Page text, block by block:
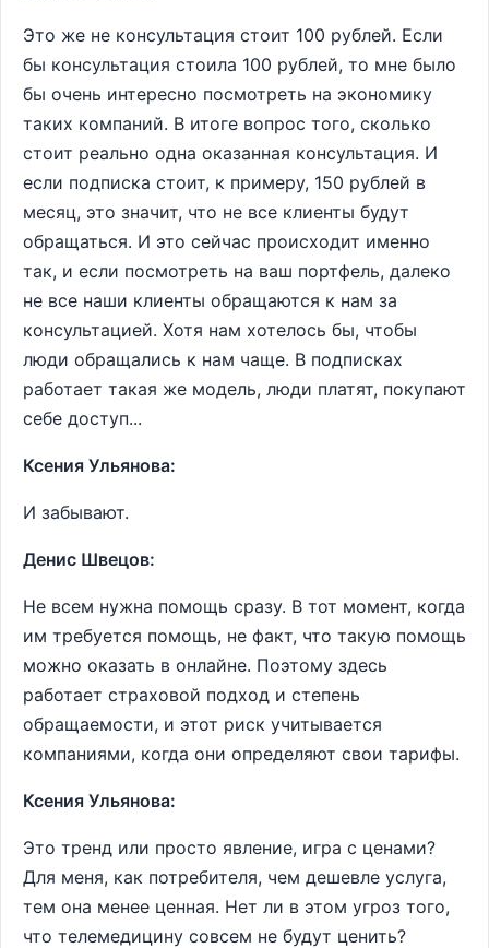
Это же не консультация стоит 100 рублей. Если
бы консультация стоила 100 рублей, то мне было
бы очень интересно посмотреть на экономику
таких компаний. В итоге вопрос того, сколько
стоит реально одна оказанная консультация. И
если подписка стоит, к примеру, 150 рублей в
месяц, это значит, что не все клиенты будут
обращаться. И это сейчас происходит именно
так, и если посмотреть на ваш портфель, далеко
не все наши клиенты обращаются к нам за
консультацией. Хотя нам хотелось бы, чтобы
люди обращались к нам чаще. В подписках
работает такая же модель, люди платят, покупают
себе доступ...
Ксения Ульянова:
И забывают.
Денис Швецов:
Не всем нужна помощь сразу. В тот момент, когда
им требуется помощь, не факт, что такую помощь
можно оказать в онлайне. Поэтому здесь
работает страховой подход и степень
обращаемости, и этот риск учитывается
компаниями, когда они определяют свои тарифы.
Ксения Ульянова:
Это тренд или просто явление, игра с ценами?
Для меня, как потребителя, чем дешевле услуга,
тем она менее ценная. Нет ли в этом угроз того,
что телемедицину совсем не будут ценить?